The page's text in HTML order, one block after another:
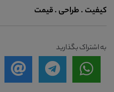
کیفیت . طراحی . قیمت
به اشتراک بگذارید